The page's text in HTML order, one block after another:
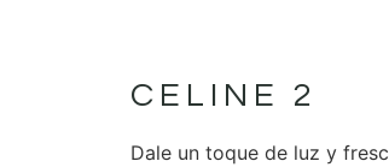
CELINE 2
Dale un toque de luz y